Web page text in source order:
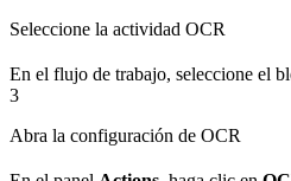
Seleccione la actividad OCR
En el flujo de trabajo, seleccione el
3
Abra la configuración de OCR